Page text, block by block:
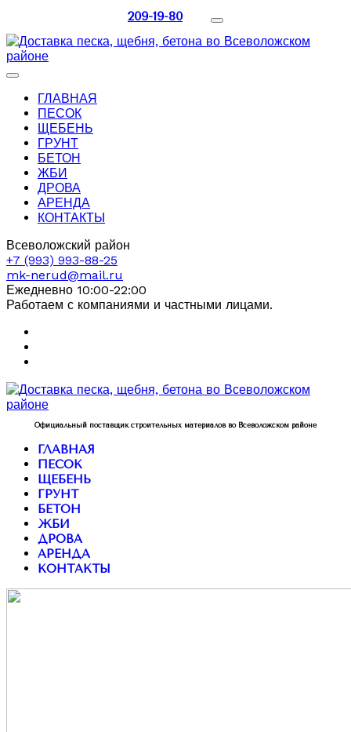
209-19-80
ГЛАВНАЯ
ПЕСОК
ЩЕБЕНЬ
ГРУНТ
БЕТОН
ЖБИ
ДРОВА
АРЕНДА
КОНТАКТЫ
Всеволожский район
+7 (993) 993-88-25
mk-nerud@mail.ru
Ежедневно 10:00-22:00
Работаем с компаниями и частными лицами.
Официальный поставщик строительных материалов во Всеволожском районе
ГЛАВНАЯ
ПЕСОК
ЩЕБЕНЬ
ГРУНТ
БЕТОН
ЖБИ
ДРОВА
АРЕНДА
КОНТАКТЫ